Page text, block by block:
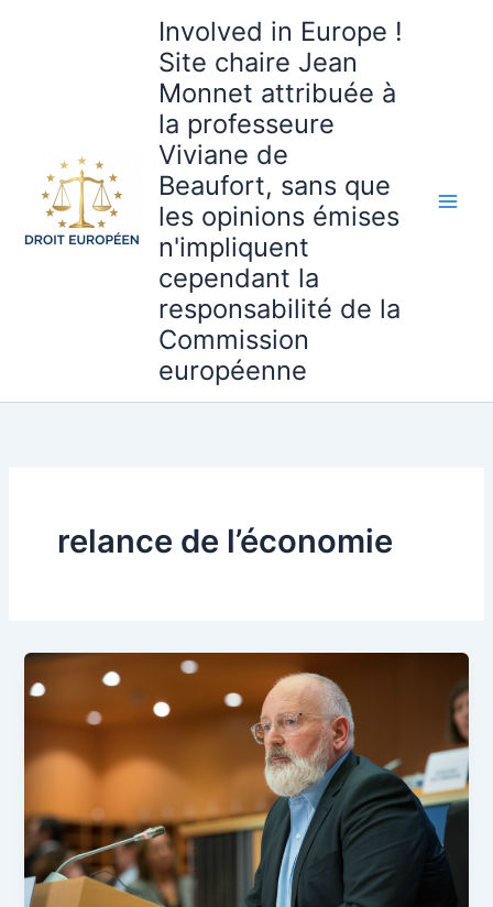
Involved in Europe !
Site chaire Jean
Monnet attribuée à
la professeure
Viviane de
Beaufort, sans que
les opinions émises
n'impliquent
cependant la
responsabilité de la
Commission
européenne
relance de l’économie